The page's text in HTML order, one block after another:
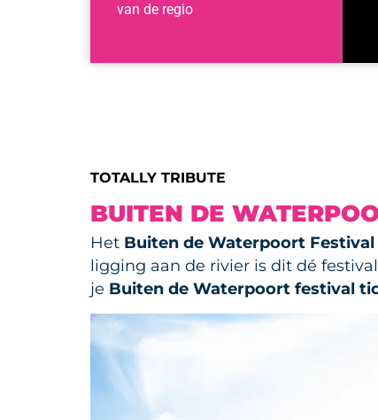
van de regio
TOTALLY TRIBUTE
BUITEN DE
Het Buiten de Waterpoort Festival
ligging aan de rivier is dit dé
je Buiten de Waterpoort festival